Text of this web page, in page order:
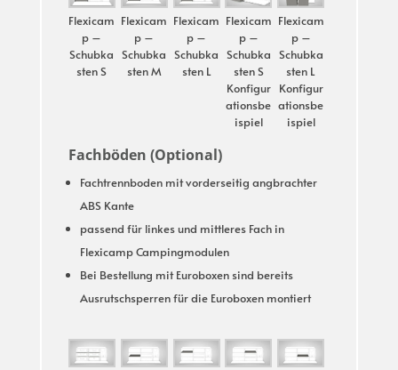
Flexicam
p –
Schubka
sten S
Flexicam
p –
Schubka
sten M
Flexicam
p –
Schubka
sten L
Flexicam
p –
Schubka
sten S
Konfigur
ationsbe
ispiel
Flexicam
p –
Schubka
sten L
Konfigur
ationsbe
ispiel
Fachböden (Optional)
Fachtrennboden mit vorderseitig angbrachter
ABS Kante
passend für linkes und mittleres Fach in
Flexicamp Campingmodulen
Bei Bestellung mit Euroboxen sind bereits
Ausrutschsperren für die Euroboxen montiert